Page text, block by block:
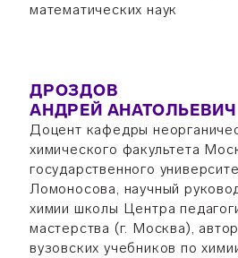
математических наук
ДРОЗДОВ
АНДРЕЙ АНАТОЛЬЕВИЧ
Доцент кафедры
химического факультета
государственного
Ломоносова, научный
химии школы Центра
мастерства (г. Москва),
вузовских учебников по